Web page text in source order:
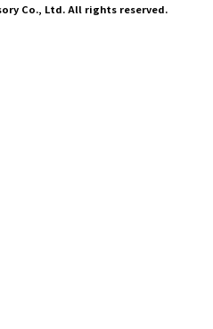
Co., Ltd. All rights reserved.